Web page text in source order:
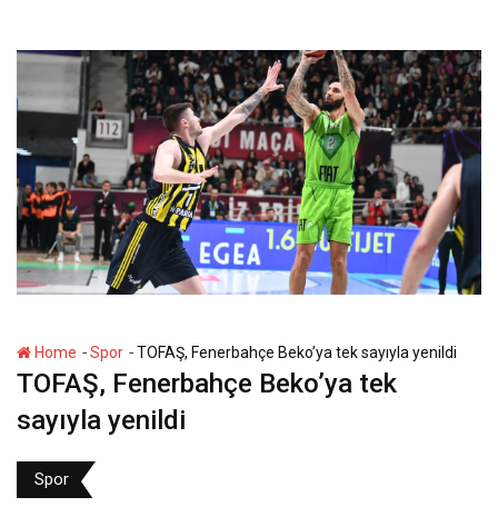
Home -Spor -TOFAŞ, Fenerbahçe Beko’ya tek sayıyla yenildi
TOFAŞ, Fenerbahçe Beko’ya tek
sayıyla yenildi
Spor